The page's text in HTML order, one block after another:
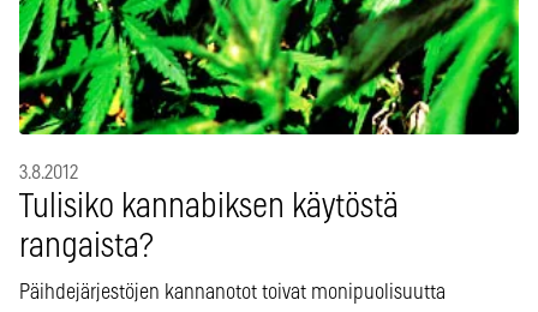
3.8.2012
Tulisiko kannabiksen käytöstä
rangaista?
Päihdejärjestöjen kannanotot toivat monipuolisuutta